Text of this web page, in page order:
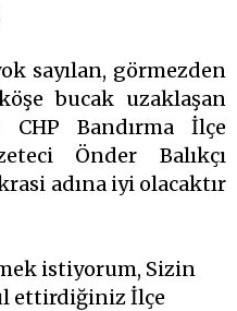
sayılan, görmezden
bucak uzaklaşan
Bandırma İlçe
Önder Balıkçı
adına iyi olacaktır
istiyorum, Sizin
ettirdiğiniz İlçe